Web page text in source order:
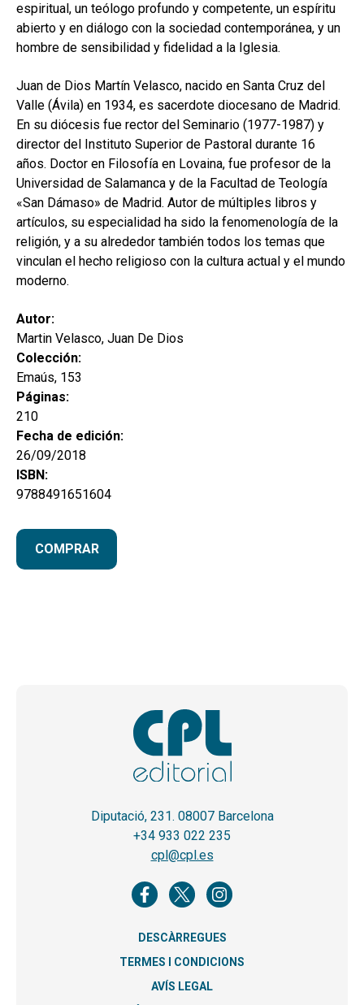
espiritual, un teólogo profundo y competente, un espíritu
abierto y en diálogo con la sociedad contemporánea, y un
hombre de sensibilidad y fidelidad a la Iglesia.
Juan de Dios Martín Velasco, nacido en Santa Cruz del
Valle (Ávila) en 1934, es sacerdote diocesano de Madrid.
En su diócesis fue rector del Seminario (1977-1987) y
director del Instituto Superior de Pastoral durante 16
años. Doctor en Filosofía en Lovaina, fue profesor de la
Universidad de Salamanca y de la Facultad de Teología
«San Dámaso» de Madrid. Autor de múltiples libros y
artículos, su especialidad ha sido la fenomenología de la
religión, y a su alrededor también todos los temas que
vinculan el hecho religioso con la cultura actual y el mundo
moderno.
Autor:
Martin Velasco, Juan De Dios
Colección:
Emaús, 153
Páginas:
210
Fecha de edición:
26/09/2018
ISBN:
9788491651604
COMPRAR
Diputació, 231. 08007 Barcelona
+34 933 022 235
cpl@cpl.es
DESCÀRREGUES
TERMES I CONDICIONS
AVÍS LEGAL